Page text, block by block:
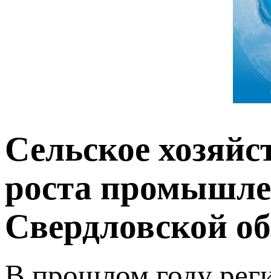
Сельское
роста
Свердловской